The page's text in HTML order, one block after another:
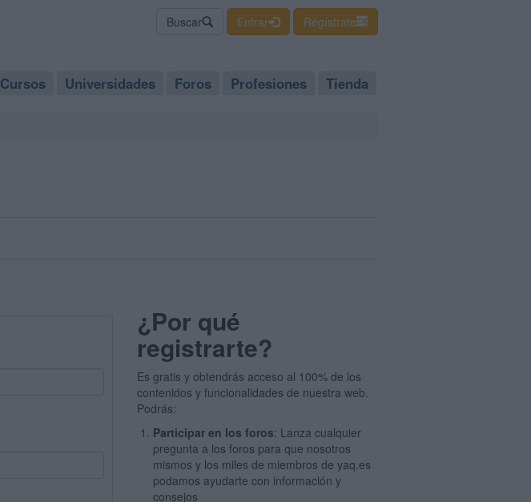
Buscar Entrar Regístrate
Cursos Universidades Foros Profesiones Tienda
¿Por qué
registrarte?
Es gratis y obtendrás acceso al 100% de los
contenidos y funcionalidades de nuestra web.
Podrás:
Participar en los foros: Lanza cualquier
pregunta a los foros para que nosotros
mismos y los miles de miembros de yaq.es
podamos ayudarte con información y
consejos